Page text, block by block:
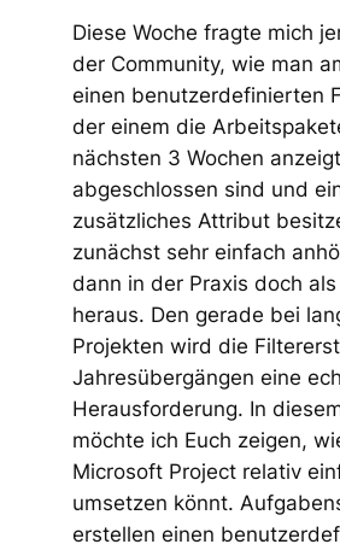
Diese Woche fragte mich
der Community, wie man
einen benutzerdefinierten
der einem die
nächsten 3 Wochen
abgeschlossen sind und
zusätzliches Attribut
zunächst sehr einfach
dann in der Praxis doch
heraus. Den gerade bei
Projekten wird die
Jahresübergängen eine
Herausforderung. In
möchte ich Euch zeigen,
Microsoft Project relativ
umsetzen könnt.
erstellen einen